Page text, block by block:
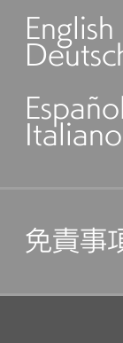
English
Italiano
免責事